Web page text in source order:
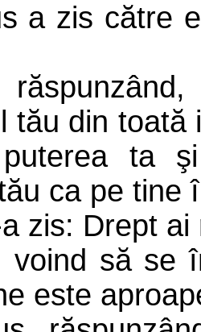
a zis către
tău din
ta
ca pe tine
zis: Drept
voind să se
este